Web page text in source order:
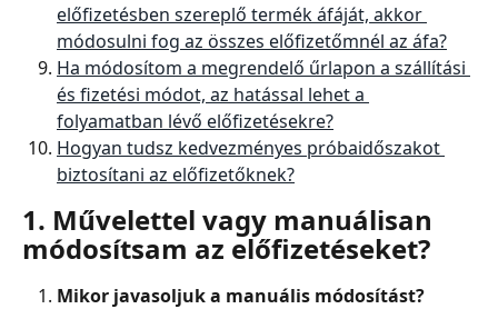
előfizetésben szereplő termék áfáját, akkor
módosulni fog az összes előfizetőmnél az áfa?
Ha módosítom a megrendelő űrlapon a szállítási
és fizetési módot, az hatással lehet a
folyamatban lévő előfizetésekre?
Hogyan tudsz kedvezményes próbaidőszakot
biztosítani az előfizetőknek?
1. Művelettel vagy manuálisan
módosítsam az előfizetéseket?
Mikor javasoljuk a manuális módosítást?